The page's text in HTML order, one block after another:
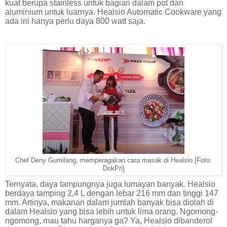
kuat berupa stainless untuk bagian dalam pot dan
aluminium untuk luarnya. Healsio Automatic Cookware yang
ada ini hanya perlu daya 800 watt saja.
Chef Deny Gumilang, memperagakan cara masak di Healsio [Foto:
DokPri]
Ternyata, daya tampungnya juga lumayan banyak. Healsio
berdaya tamping 2,4 L dengan lebar 216 mm dan tinggi 147
mm. Artinya, makanan dalam jumlah banyak bisa diolah di
dalam Healsio yang bisa lebih untuk lima orang. Ngomong-
ngomong, mau tahu harganya ga? Ya, Healsio dibanderol